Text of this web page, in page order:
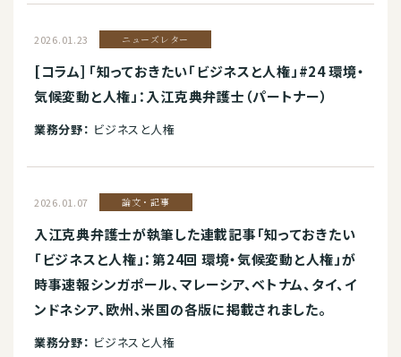
2026.01.23 ニューズレター
[コラム] 「知っておきたい「ビジネスと人権」#24 環境・
気候変動と人権」：入江克典弁護士（パートナー）
業務分野： ビジネスと人権
2026.01.07 論文・記事
入江克典弁護士が執筆した連載記事「知っておきたい
「ビジネスと人権」：第24回 環境・気候変動と人権」が
時事速報シンガポール、マレーシア、ベトナム、タイ、イ
ンドネシア、欧州、米国の各版に掲載されました。
業務分野： ビジネスと人権